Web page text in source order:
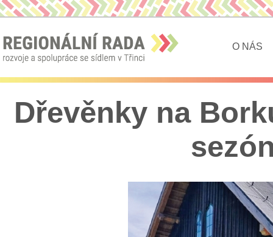
O NÁS
Dřevěnky na